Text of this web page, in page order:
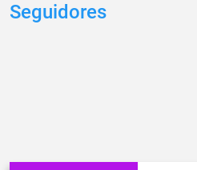
Seguidores